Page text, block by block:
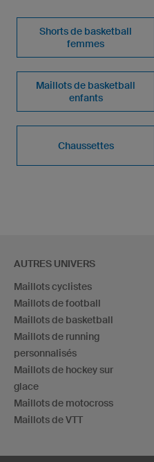
Shorts de basketball
femmes
Maillots de basketball
enfants
Chaussettes
AUTRES UNIVERS
Maillots cyclistes
Maillots de football
Maillots de basketball
Maillots de running
personnalisés
Maillots de hockey sur
glace
Maillots de motocross
Maillots de VTT